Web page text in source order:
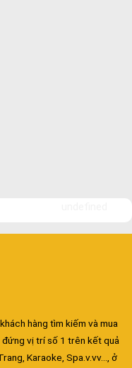
hàng tìm kiếm và mua
vị trí số 1 trên kết quả
Karaoke, Spa.v.vv..., ở